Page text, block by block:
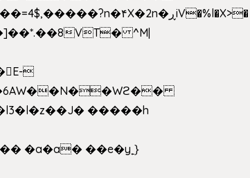
VT� ^M|

�����h
�a�a� ��e�y˿}